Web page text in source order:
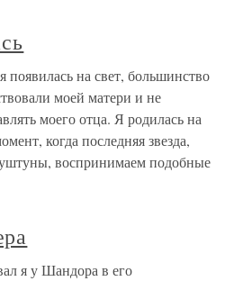
появилась на свет, большинство
моей матери и не
моего отца. Я родилась на
когда последняя звезда,
воспринимаем подобные
я у Шандора в его